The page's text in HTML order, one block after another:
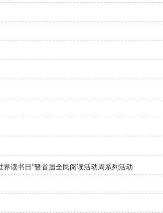
读书日”暨首届全民阅读活动周系列活动